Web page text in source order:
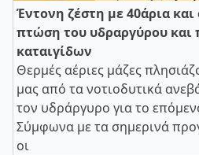
Έντονη ζέστη με 40άρια και
πτώση του υδραργύρου και
καταιγίδων
Θερμές αέριες μάζες
μας από τα νοτιοδυτικά
τον υδράργυρο για το
Σύμφωνα με τα σημερινά
οι